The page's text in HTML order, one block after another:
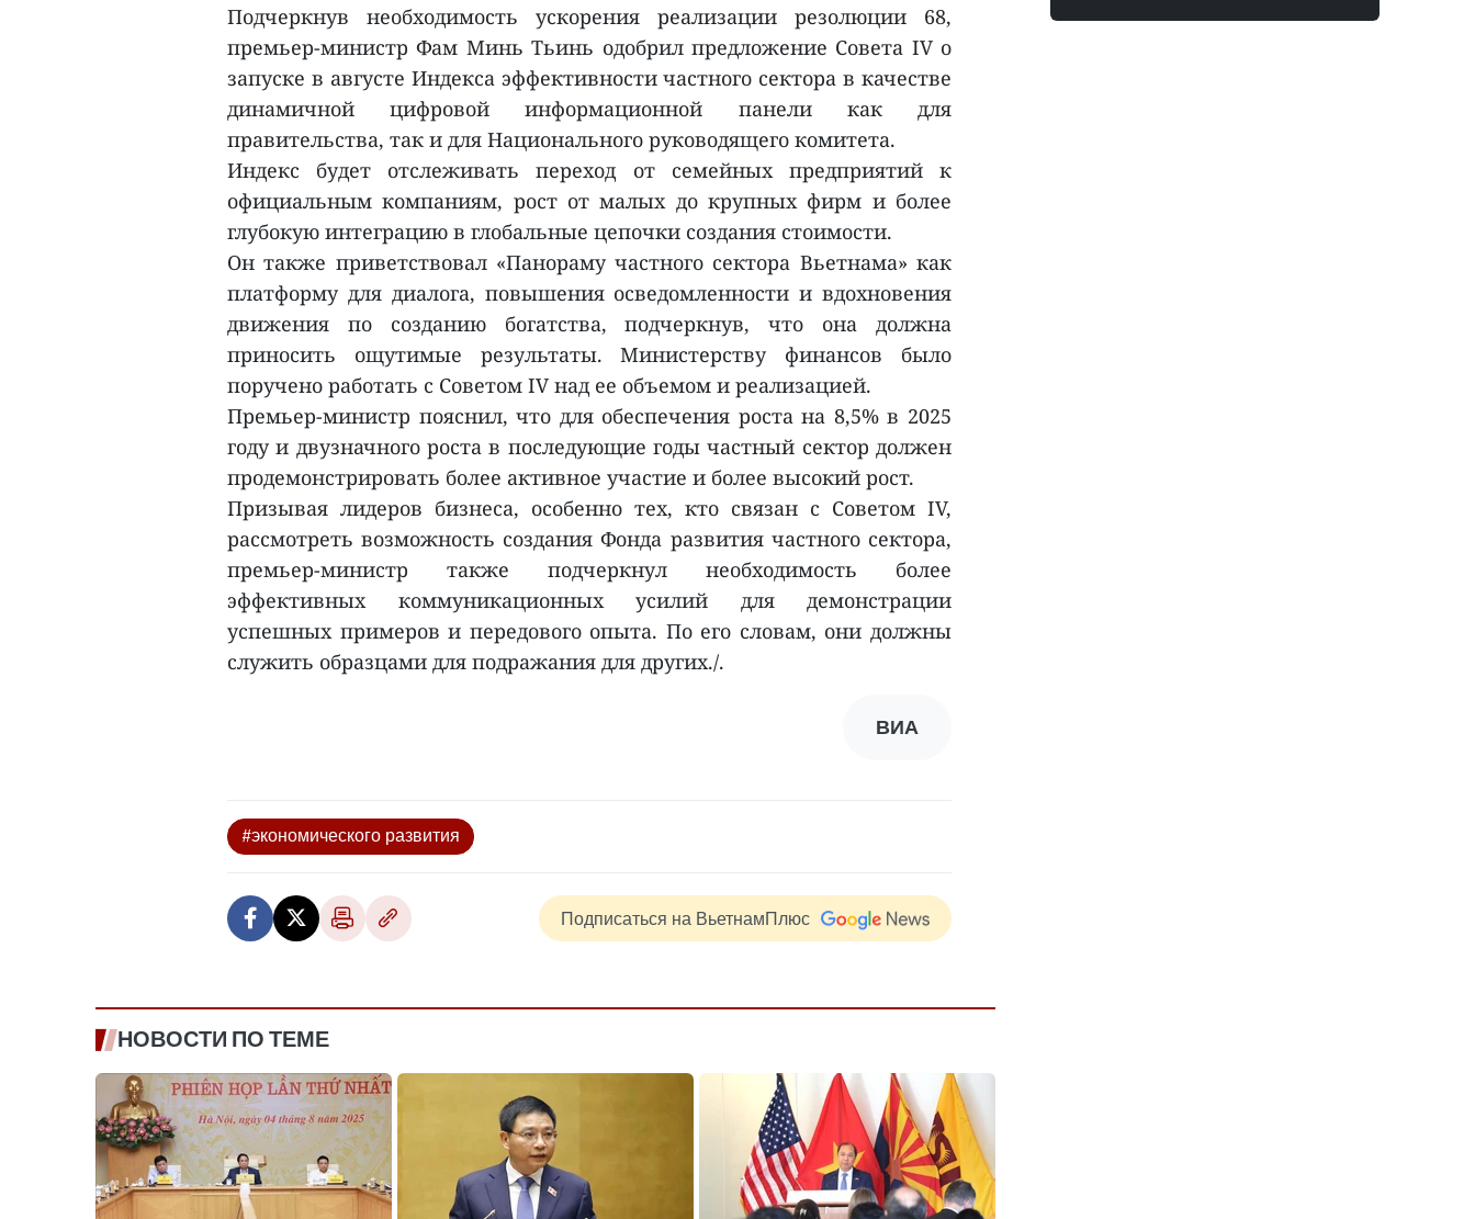
Подчеркнув необходимость ускорения реализации резолюции 68,
премьер-министр Фам Минь Тьинь одобрил предложение Совета IV о
запуске в августе Индекса эффективности частного сектора в качестве
динамичной цифровой информационной панели как для
правительства, так и для Национального руководящего комитета.
Индекс будет отслеживать переход от семейных предприятий к
официальным компаниям, рост от малых до крупных фирм и более
глубокую интеграцию в глобальные цепочки создания стоимости.
Он также приветствовал «Панораму частного сектора Вьетнама» как
платформу для диалога, повышения осведомленности и вдохновения
движения по созданию богатства, подчеркнув, что она должна
приносить ощутимые результаты. Министерству финансов было
поручено работать с Советом IV над ее объемом и реализацией.
Премьер-министр пояснил, что для обеспечения роста на 8,5% в 2025
году и двузначного роста в последующие годы частный сектор должен
продемонстрировать более активное участие и более высокий рост.
Призывая лидеров бизнеса, особенно тех, кто связан с Советом IV,
рассмотреть возможность создания Фонда развития частного сектора,
премьер-министр также подчеркнул необходимость более
эффективных коммуникационных усилий для демонстрации
успешных примеров и передового опыта. По его словам, они должны
служить образцами для подражания для других./.
ВИА
#экономического развития
Подписаться на ВьетнамПлюс
НОВОСТИ ПО ТЕМЕ